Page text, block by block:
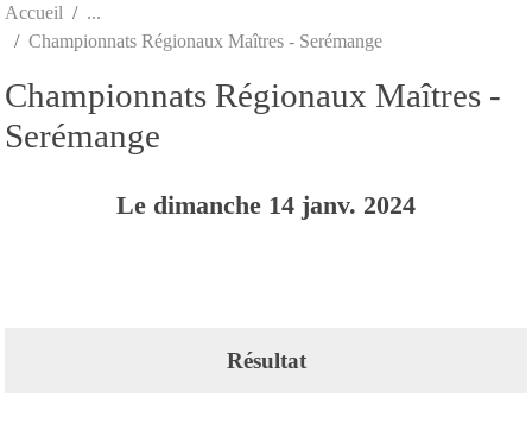
Accueil
Championnats Régionaux Maîtres - Serémange
Championnats Régionaux Maîtres -
Serémange
Le dimanche 14 janv. 2024
Résultat